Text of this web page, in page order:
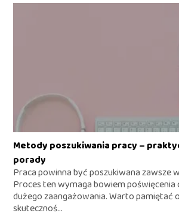
Metody poszukiwania pracy –
porady
Praca powinna być poszukiwana zawsze
Proces ten wymaga bowiem poświęcenia
dużego zaangażowania. Warto pamiętać
skutecznoś...